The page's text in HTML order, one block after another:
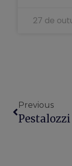
27 de
Previous